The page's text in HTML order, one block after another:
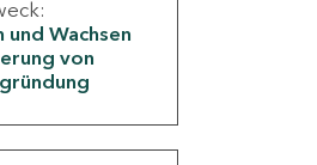
und Wachsen
von